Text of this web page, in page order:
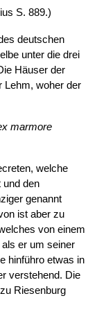
S. 889.)
deutschen
unter die drei
Häuser der
Lehm, woher der
marmore
welche
und den
genannt
ist aber zu
von einem
er um seiner
hinführo etwas in
verstehend. Die
Riesenburg